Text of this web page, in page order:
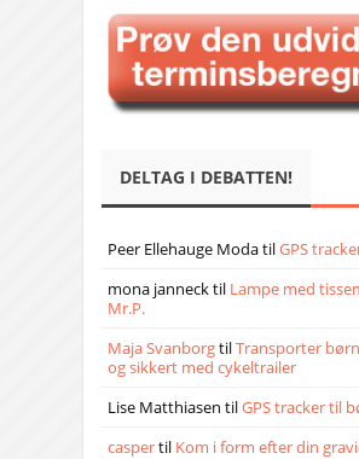
DELTAG I DEBATTEN!
Peer Ellehauge ModatilGPS
mona jannecktil Lampe med
Mr.P.
Maja SvanborgtilTransporter
og sikkert med cykeltrailer
Lise Matthiasen tilGPS tracker til
caspertil Kom i form efter din